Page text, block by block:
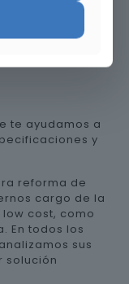
te ayudamos a
y
reforma de
cargo de la
cost, como
En todos los
sus
solución